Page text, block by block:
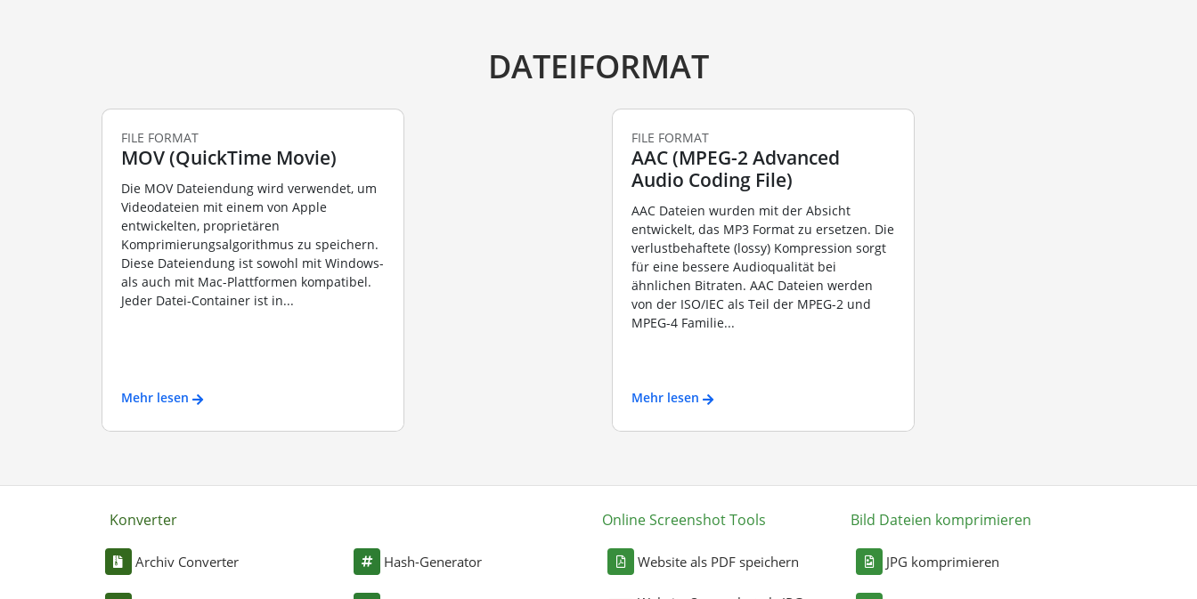
DATEIFORMAT
FILE FORMAT
MOV (QuickTime Movie)
Die MOV Dateiendung wird verwendet, um
Videodateien mit einem von Apple
entwickelten, proprietären
Komprimierungsalgorithmus zu speichern.
Diese Dateiendung ist sowohl mit Windows-
als auch mit Mac-Plattformen kompatibel.
Jeder Datei-Container ist in...
Mehr lesen
FILE FORMAT
AAC (MPEG-2 Advanced
Audio Coding File)
AAC Dateien wurden mit der Absicht
entwickelt, das MP3 Format zu ersetzen. Die
verlustbehaftete (lossy) Kompression sorgt
für eine bessere Audioqualität bei
ähnlichen Bitraten. AAC Dateien werden
von der ISO/IEC als Teil der MPEG-2 und
MPEG-4 Familie...
Mehr lesen
Konverter
Archiv Converter Hash-Generator
Online Screenshot Tools
Website als PDF speichern
Bild Dateien komprimieren
JPG komprimieren